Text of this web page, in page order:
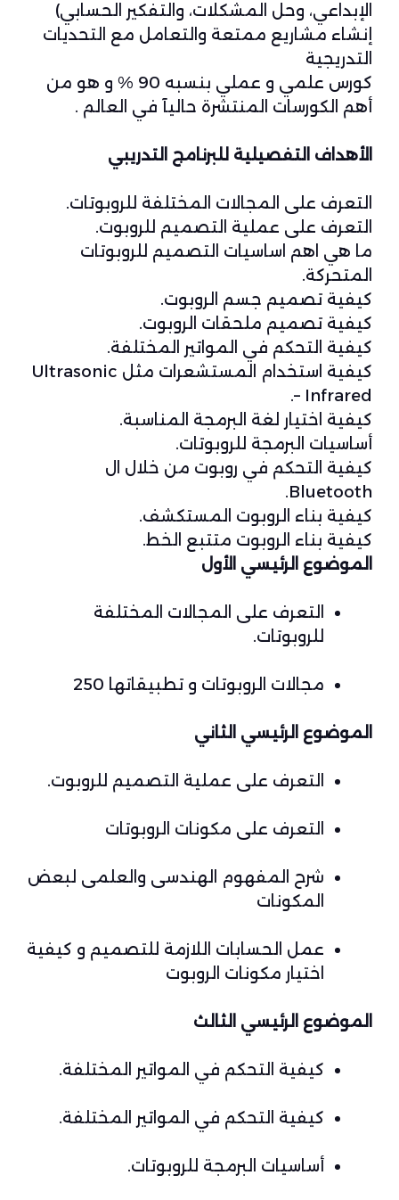
الإبداعي، وحل المشكلات، والتفكير الحسابي)
إنشاء مشاريع ممتعة والتعامل مع التحديات
التدريجية
كورس علمي و عملي بنسبه 90 % و هو من
أهم الكورسات المنتشرة حاليآ في العالم .
الأهداف التفصيلية للبرنامج التدريبي
التعرف على المجالات المختلفة للروبوتات.
التعرف على عملية التصميم للروبوت.
ما هي اهم اساسيات التصميم للروبوتات
المتحركة.
كيفية تصميم جسم الروبوت.
كيفية تصميم ملحقات الروبوت.
كيفية التحكم في المواتير المختلفة.
كيفية استخدام المستشعرات مثل Ultrasonic
– Infrared.
كيفية اختيار لغة البرمجة المناسبة.
أساسيات البرمجة للروبوتات.
كيفية التحكم في روبوت من خلال ال
Bluetooth.
كيفية بناء الروبوت المستكشف.
كيفية بناء الروبوت متتبع الخط.
الموضوع الرئيسي الأول
التعرف على المجالات المختلفة
للروبوتات.
مجالات الروبوتات و تطبيقاتها 250
الموضوع الرئيسي الثاني
التعرف على عملية التصميم للروبوت.
التعرف على مكونات الروبوتات
شرح المفهوم الهندسى والعلمى لبعض
المكونات
عمل الحسابات اللازمة للتصميم و كيفية
اختيار مكونات الروبوت
الموضوع الرئيسي الثالث
كيفية التحكم في المواتير المختلفة.
كيفية التحكم في المواتير المختلفة.
أساسيات البرمجة للروبوتات.